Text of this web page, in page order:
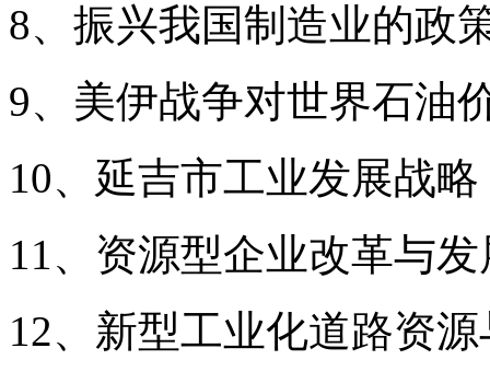
8、振兴我国制造业的政
9、美伊战争对世界石油
10、延吉市工业发展战略
11、资源型企业改革与发
12、新型工业化道路资